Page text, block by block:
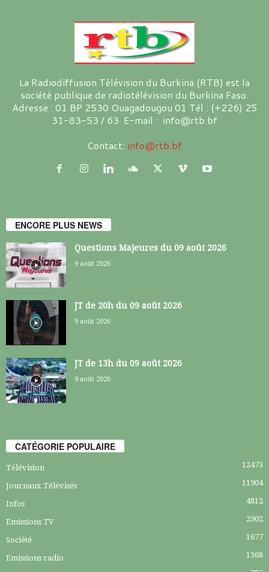
La Radiodiffusion Télévision du Burkina (RTB) est la
société publique de radiotélévision du Burkina Faso.
Adresse : 01 BP 2530 Ouagadougou 01 Tél : (+226) 25
31-83-53 / 63 E-mail : info@rtb.bf
Contact: info@rtb.bf
ENCORE PLUS NEWS
Questions Majeures du 09 août 2026
9 août 2026
JT de 20h du 09 août 2026
9 août 2026
JT de 13h du 09 août 2026
9 août 2026
CATÉGORIE POPULAIRE
Télévision 12473
Journaux Télévisés 11904
Infos 4812
Emissions TV 2902
Société 1677
Emissions radio 1368